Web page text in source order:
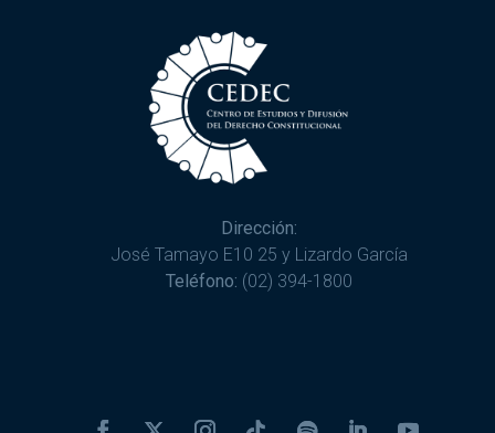
Dirección:
José Tamayo E10 25 y Lizardo García
Teléfono: (02) 394-1800